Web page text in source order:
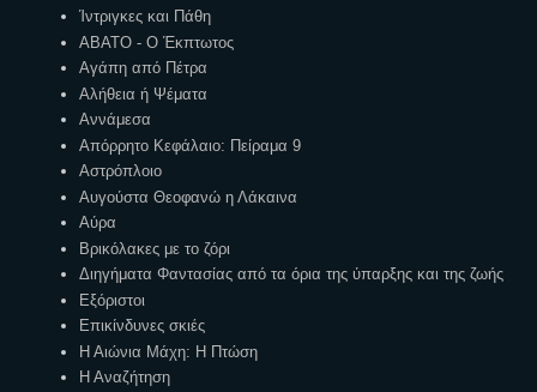
Ίντριγκες και Πάθη
ΑΒΑΤΟ - Ο Έκπτωτος
Αγάπη από Πέτρα
Αλήθεια ή Ψέματα
Αννάμεσα
Απόρρητο Κεφάλαιο: Πείραμα 9
Αστρόπλοιο
Αυγούστα Θεοφανώ η Λάκαινα
Αύρα
Βρικόλακες με το ζόρι
Διηγήματα Φαντασίας από τα όρια της ύπαρξης και της ζωής
Εξόριστοι
Επικίνδυνες σκιές
Η Αιώνια Μάχη: Η Πτώση
Η Αναζήτηση